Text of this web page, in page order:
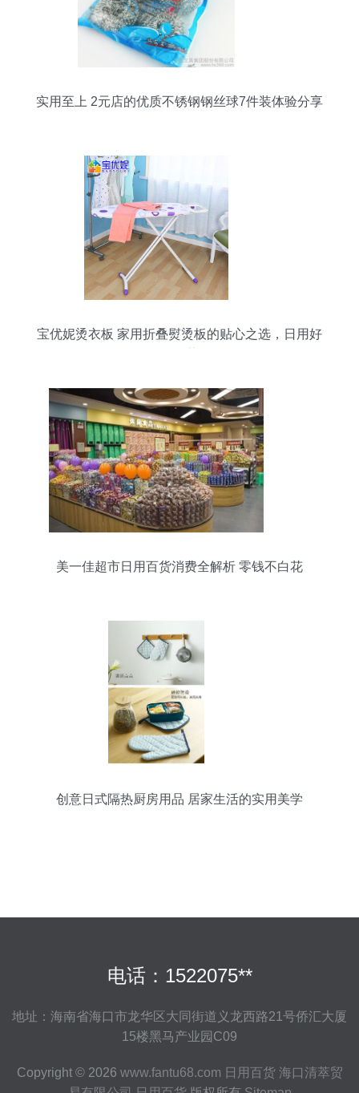
实用至上 2元店的优质不锈钢钢丝球7件装体验分享
宝优妮烫衣板 家用折叠熨烫板的贴心之选，日用好
美一佳超市日用百货消费全解析 零钱不白花
创意日式隔热厨房用品 居家生活的实用美学
电话：1522075**
地址：海南省海口市龙华区大同街道义龙西路21号侨汇大厦
15楼黑马产业园C09
Copyright © 2026 www.fantu68.com 日用百货 海口清萃贸